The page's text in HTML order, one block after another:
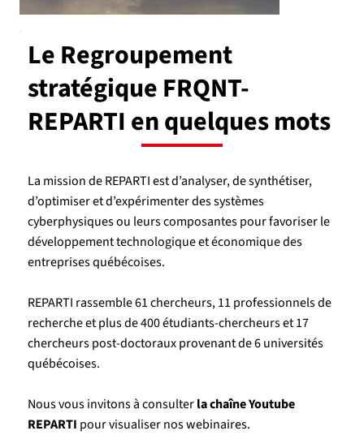
Le Regroupement
stratégique FRQNT-
REPARTI en quelques mots
La mission de REPARTI est d’analyser, de synthétiser,
d’optimiser et d’expérimenter des systèmes
cyberphysiques ou leurs composantes pour favoriser le
développement technologique et économique des
entreprises québécoises.
REPARTI rassemble 61 chercheurs, 11 professionnels de
recherche et plus de 400 étudiants-chercheurs et 17
chercheurs post-doctoraux provenant de 6 universités
québécoises.
Nous vous invitons à consulterla chaîne Youtube
REPARTI pour visualiser nos webinaires.